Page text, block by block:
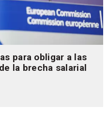
para obligar a las
la brecha salarial